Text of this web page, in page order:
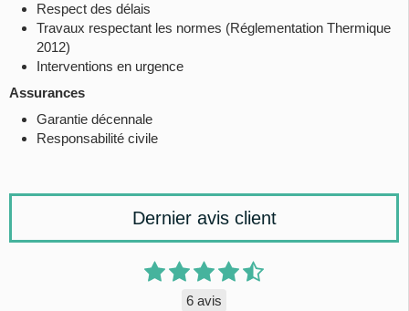
Respect des délais
Travaux respectant les normes (Réglementation Thermique
2012)
Interventions en urgence
Assurances
Garantie décennale
Responsabilité civile
Dernier avis client
6 avis